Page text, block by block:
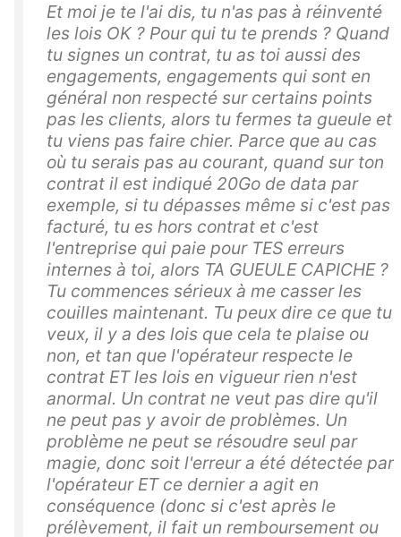
Et moi je te l'ai dis, tu n'as pas à réinventé
les lois OK ? Pour qui tu te prends ? Quand
tu signes un contrat, tu as toi aussi des
engagements, engagements qui sont en
général non respecté sur certains points
pas les clients, alors tu fermes ta gueule et
tu viens pas faire chier. Parce que au cas
où tu serais pas au courant, quand sur ton
contrat il est indiqué 20Go de data par
exemple, si tu dépasses même si c'est pas
facturé, tu es hors contrat et c'est
l'entreprise qui paie pour TES erreurs
internes à toi, alors TA GUEULE CAPICHE ?
Tu commences sérieux à me casser les
couilles maintenant. Tu peux dire ce que tu
veux, il y a des lois que cela te plaise ou
non, et tan que l'opérateur respecte le
contrat ET les lois en vigueur rien n'est
anormal. Un contrat ne veut pas dire qu'il
ne peut pas y avoir de problèmes. Un
problème ne peut se résoudre seul par
magie, donc soit l'erreur a été détectée par
l'opérateur ET ce dernier a agit en
conséquence (donc si c'est après le
prélèvement, il fait un remboursement ou